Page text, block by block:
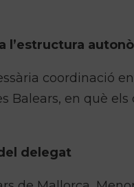
l’estructura
coordinació
Balears, en què
delegat